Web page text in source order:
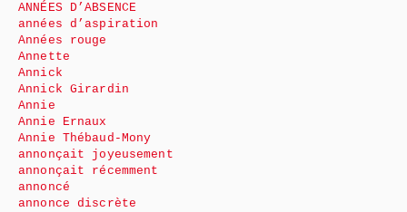
ANNÉES D’ABSENCE
années d’aspiration
Années rouge
Annette
Annick
Annick Girardin
Annie
Annie Ernaux
Annie Thébaud-Mony
annonçait joyeusement
annonçait récemment
annoncé
annonce discrète